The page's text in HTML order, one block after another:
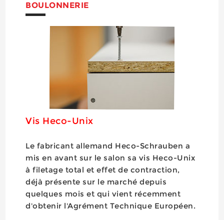
BOULONNERIE
Vis Heco-Unix
Le fabricant allemand Heco-Schrauben a
mis en avant sur le salon sa vis Heco-Unix
à filetage total et effet de contraction,
déjà présente sur le marché depuis
quelques mois et qui vient récemment
d'obtenir l'Agrément Technique Européen.